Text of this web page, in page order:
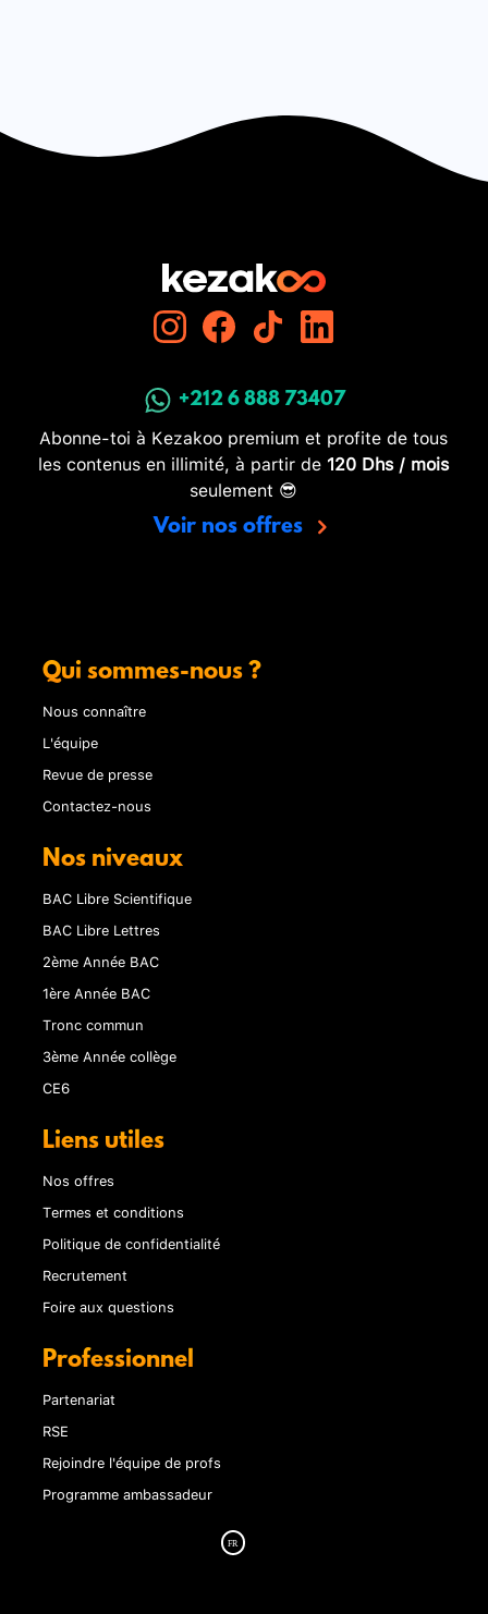
+212 6 888 73407
Abonne-toi à Kezakoo premium et profite de tous
les contenus en illimité, à partir de 120 Dhs / mois
seulement 😎
Voir nos offres
Qui sommes-nous ?
Nous connaître
L'équipe
Revue de presse
Contactez-nous
Nos niveaux
BAC Libre Scientifique
BAC Libre Lettres
2ème Année BAC
1ère Année BAC
Tronc commun
3ème Année collège
CE6
Liens utiles
Nos offres
Termes et conditions
Politique de confidentialité
Recrutement
Foire aux questions
Professionnel
Partenariat
RSE
Rejoindre l'équipe de profs
Programme ambassadeur